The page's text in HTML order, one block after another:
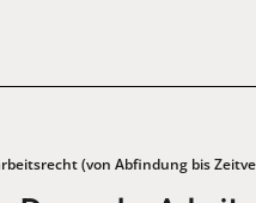
(von Abfindung bis